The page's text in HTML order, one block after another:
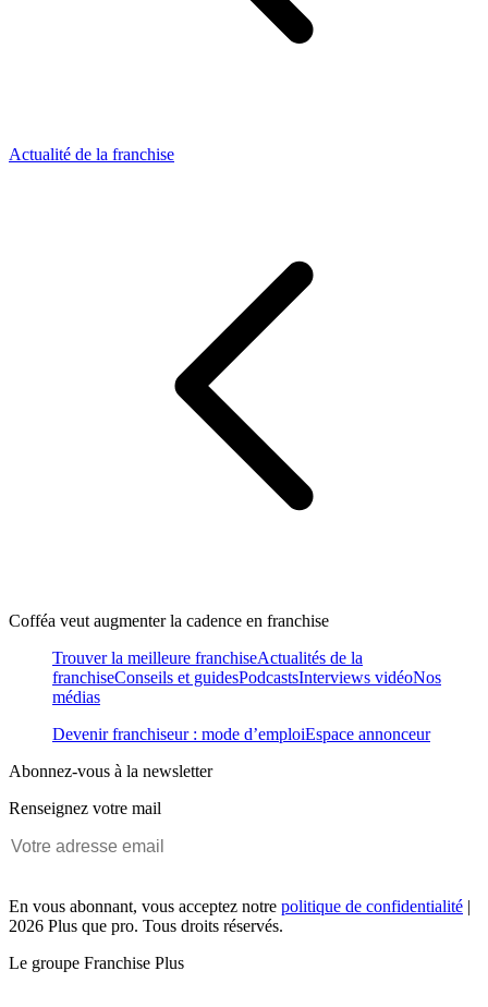
Actualité de la franchise
Cofféa veut augmenter la cadence en franchise
Trouver la meilleure franchiseActualités de la
franchiseConseils et guidesPodcastsInterviews vidéoNos
médias
Devenir franchiseur : mode d’emploiEspace annonceur
Abonnez-vous à la newsletter
Renseignez votre mail
En vous abonnant, vous acceptez notre politique de confidentialité |
2026 Plus que pro. Tous droits réservés.
Le groupe Franchise Plus